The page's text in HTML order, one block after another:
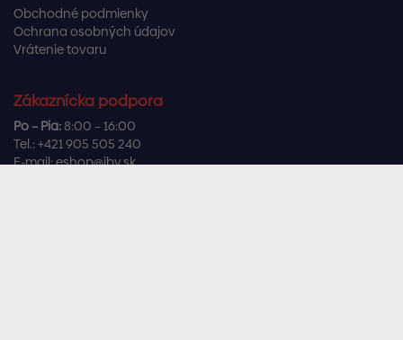
Obchodné podmienky
Ochrana osobných údajov
Vrátenie tovaru
Zákaznícka podpora
Po – Pia:8:00 – 16:00
Tel.: +421 905 505 240
E-mail:eshop@ibv.sk